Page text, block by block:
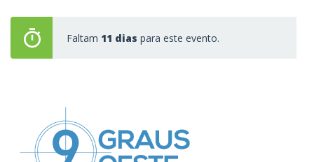
Faltam 11 dias para este evento.